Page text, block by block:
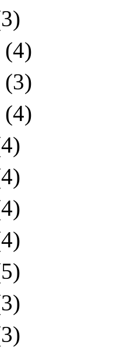
(4)
(3)
(4)